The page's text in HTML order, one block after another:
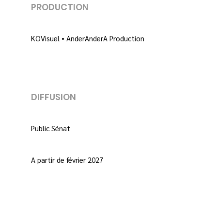
PRODUCTION
KOVisuel • AnderAnderA Production
DIFFUSION
Public Sénat
A partir de février 2027